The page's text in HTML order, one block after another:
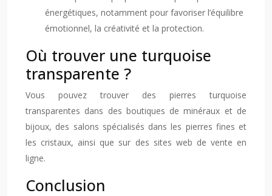
énergétiques, notamment pour favoriser l’équilibre
émotionnel, la créativité et la protection.
Où trouver une turquoise
transparente ?
Vous pouvez trouver des pierres turquoise
transparentes dans des boutiques de minéraux et de
bijoux, des salons spécialisés dans les pierres fines et
les cristaux, ainsi que sur des sites web de vente en
ligne.
Conclusion